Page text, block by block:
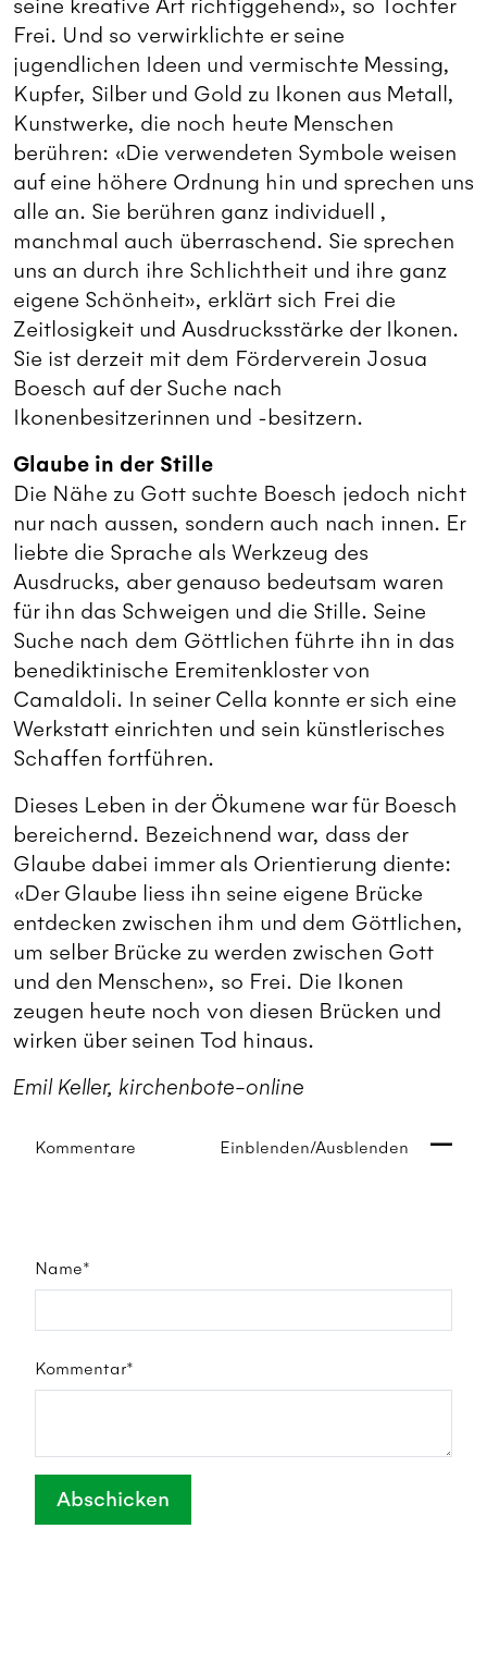
seine kreative Art richtiggehend», so Tochter
Frei. Und so verwirklichte er seine
jugendlichen Ideen und vermischte Messing,
Kupfer, Silber und Gold zu Ikonen aus Metall,
Kunstwerke, die noch heute Menschen
berühren: «Die verwendeten Symbole weisen
auf eine höhere Ordnung hin und sprechen uns
alle an. Sie berühren ganz individuell ,
manchmal auch überraschend. Sie sprechen
uns an durch ihre Schlichtheit und ihre ganz
eigene Schönheit», erklärt sich Frei die
Zeitlosigkeit und Ausdrucksstärke der Ikonen.
Sie ist derzeit mit dem Förderverein Josua
Boesch auf der Suche nach
Ikonenbesitzerinnen und -besitzern.
Glaube in der Stille
Die Nähe zu Gott suchte Boesch jedoch nicht
nur nach aussen, sondern auch nach innen. Er
liebte die Sprache als Werkzeug des
Ausdrucks, aber genauso bedeutsam waren
für ihn das Schweigen und die Stille. Seine
Suche nach dem Göttlichen führte ihn in das
benediktinische Eremitenkloster von
Camaldoli. In seiner Cella konnte er sich eine
Werkstatt einrichten und sein künstlerisches
Schaffen fortführen.
Dieses Leben in der Ökumene war für Boesch
bereichernd. Bezeichnend war, dass der
Glaube dabei immer als Orientierung diente:
«Der Glaube liess ihn seine eigene Brücke
entdecken zwischen ihm und dem Göttlichen,
um selber Brücke zu werden zwischen Gott
und den Menschen», so Frei. Die Ikonen
zeugen heute noch von diesen Brücken und
wirken über seinen Tod hinaus.
Emil Keller, kirchenbote-online
Kommentare Einblenden/Ausblenden
Name*
Kommentar*
Abschicken